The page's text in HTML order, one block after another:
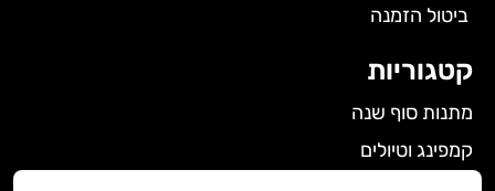
ביטול הזמנה
קטגוריות
מתנות סוף שנה
קמפינג וטיולים